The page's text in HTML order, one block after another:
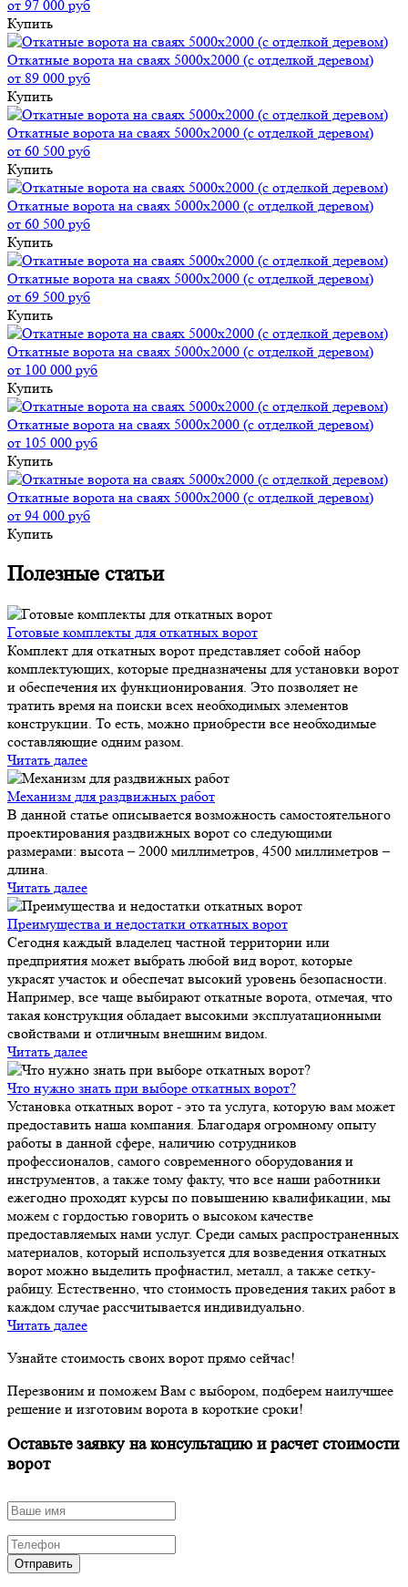
от 97 000 руб
Купить
Откатные ворота на сваях 5000x2000 (с отделкой деревом)
от 89 000 руб
Купить
Откатные ворота на сваях 5000x2000 (с отделкой деревом)
от 60 500 руб
Купить
Откатные ворота на сваях 5000x2000 (с отделкой деревом)
от 60 500 руб
Купить
Откатные ворота на сваях 5000x2000 (с отделкой деревом)
от 69 500 руб
Купить
Откатные ворота на сваях 5000x2000 (с отделкой деревом)
от 100 000 руб
Купить
Откатные ворота на сваях 5000x2000 (с отделкой деревом)
от 105 000 руб
Купить
Откатные ворота на сваях 5000x2000 (с отделкой деревом)
от 94 000 руб
Купить
Полезные статьи
Готовые комплекты для откатных ворот
Комплект для откатных ворот представляет собой набор
комплектующих, которые предназначены для установки ворот
и обеспечения их функционирования. Это позволяет не
тратить время на поиски всех необходимых элементов
конструкции. То есть, можно приобрести все необходимые
составляющие одним разом.
Читать далее
Механизм для раздвижных работ
В данной статье описывается возможность самостоятельного
проектирования раздвижных ворот со следующими
размерами: высота – 2000 миллиметров, 4500 миллиметров –
длина.
Читать далее
Преимущества и недостатки откатных ворот
Сегодня каждый владелец частной территории или
предприятия может выбрать любой вид ворот, которые
украсят участок и обеспечат высокий уровень безопасности.
Например, все чаще выбирают откатные ворота, отмечая, что
такая конструкция обладает высокими эксплуатационными
свойствами и отличным внешним видом.
Читать далее
Что нужно знать при выборе откатных ворот?
Установка откатных ворот - это та услуга, которую вам может
предоставить наша компания. Благодаря огромному опыту
работы в данной сфере, наличию сотрудников
профессионалов, самого современного оборудования и
инструментов, а также тому факту, что все наши работники
ежегодно проходят курсы по повышению квалификации, мы
можем с гордостью говорить о высоком качестве
предоставляемых нами услуг. Среди самых распространенных
материалов, который используется для возведения откатных
ворот можно выделить профнастил, металл, а также сетку-
рабицу. Естественно, что стоимость проведения таких работ в
каждом случае рассчитывается индивидуально.
Читать далее
Узнайте стоимость своих ворот прямо сейчас!
Перезвоним и поможем Вам с выбором, подберем наилучшее
решение и изготовим ворота в короткие сроки!
Оставьте заявку на консультацию и расчет стоимости
ворот
Отправить